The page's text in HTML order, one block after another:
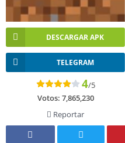
DESCARGAR APK
TELEGRAM
4/5
Votos: 7,865,230
Reportar